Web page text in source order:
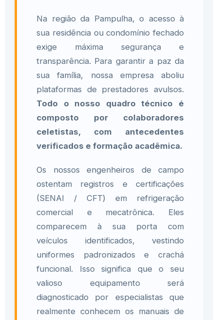
Na região da Pampulha, o acesso à
sua residência ou condomínio fechado
exige máxima segurança e
transparência. Para garantir a paz da
sua família, nossa empresa aboliu
plataformas de prestadores avulsos.
Todo o nosso quadro técnico é
composto por colaboradores
celetistas, com antecedentes
verificados e formação acadêmica.
Os nossos engenheiros de campo
ostentam registros e certificações
(SENAI / CFT) em refrigeração
comercial e mecatrônica. Eles
comparecem à sua porta com
veículos identificados, vestindo
uniformes padronizados e crachá
funcional. Isso significa que o seu
valioso equipamento será
diagnosticado por especialistas que
realmente conhecem os manuais de